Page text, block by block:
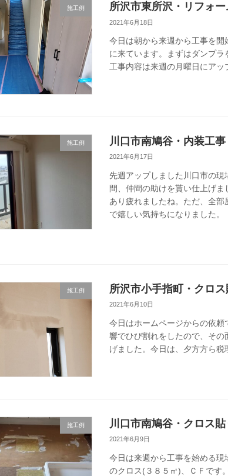
施工例 所沢市東所沢・リフォ
2021年6月18日
今日は朝から来週から工事を
に来ています。まずはダンプラ
工事内容は来週の月曜日にアッ
施工例 川口市南鳩谷・内装工事
2021年6月17日
先週アップしました川口市の
間、仲間の助けを貰い仕上げ
あり疲れましたね。ただ、全
で嬉しい気持ちになりました。
施工例 所沢市小手指町・クロス
2021年6月10日
今日はホームページからの依
響でひび割れをしたので、そ
げました。今日は、夕方方ら税
施工例 川口市南鳩谷・クロス貼
2021年6月9日
今日は来週から工事を始める
のクロス(３８５㎡)、ＣＦです